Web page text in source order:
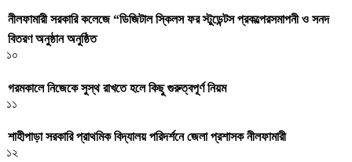
নীলফামারী সরকারি কলেজে “ডিজিটাল স্কিলস ফর স্টুডেন্টস প্রকল্পেরসমাপনী ও সনদ
বিতরণ অনুষ্ঠান অনুষ্ঠিত
১০
গরমকালে নিজেকে সুস্থ রাখতে হলে কিছু গুরুত্বপূর্ণ নিয়ম
১১
শাহীপাড়া সরকারি প্রাথমিক বিদ্যালয় পরিদর্শনে জেলা প্রশাসক নীলফামারী
১২